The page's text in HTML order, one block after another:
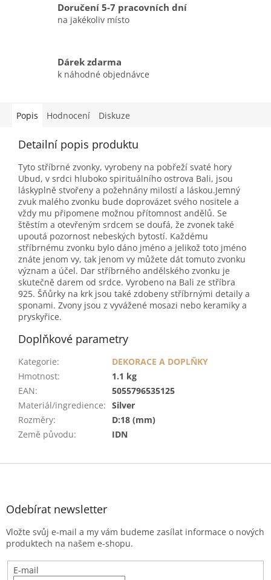
Doručení 5-7 pracovních dní
na jakékoliv místo
Dárek zdarma
k náhodné objednávce
Popis Hodnocení Diskuze
Detailní popis produktu
Tyto stříbrné zvonky, vyrobeny na pobřeží svaté hory
Ubud, v srdci hluboko spirituálního ostrova Bali, jsou
láskyplně stvořeny a požehnány milostí a láskou.Jemný
zvuk malého zvonku bude doprovázet svého nositele a
vždy mu připomene možnou přítomnost andělů. Se
štěstím a otevřeným srdcem se doufá, že zvonek také
upoutá pozornost nebeských bytostí. Každému
stříbrnému zvonku bylo dáno jméno a jelikož toto jméno
znáte jenom vy, tak jenom vy můžete dát tomuto zvonku
význam a účel. Dar stříbrného andělského zvonku je
skutečně darem od srdce. Vyrobeno na Bali ze stříbra
925. Šňůrky na krk jsou také zdobeny stříbrnými detaily a
sponami. Zvony jsou z vyvážené mosazi nebo keramiky a
pryskyřice.
Doplňkové parametry
Kategorie:
DEKORACE A DOPLŇKY
Hmotnost:
1.1 kg
EAN:
5055796535125
Materiál/ingredience: Silver
Rozměry:
D:18 (mm)
Země původu: IDN
Z
Odebírat newsletter
Vložte svůj e-mail a my vám budeme zasílat informace o nových
produktech na našem e-shopu.
E-mail